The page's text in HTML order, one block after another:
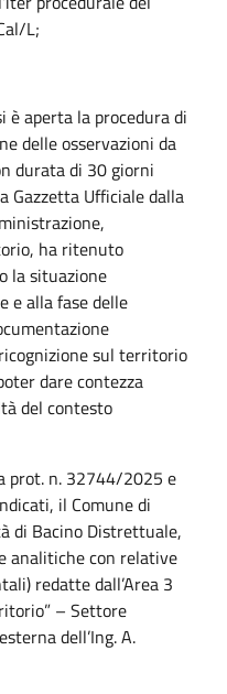
L;
aperta la procedura di
delle osservazioni da
durata di 30 giorni
Gazzetta Ufficiale dalla
ha ritenuto
la situazione
e alla fase delle
sul territorio
dare contezza
del contesto
prot. n. 32744/2025 e
il Comune di
di Bacino Distrettuale,
analitiche con relative
redatte dall’Area 3
– Settore
dell’Ing. A.